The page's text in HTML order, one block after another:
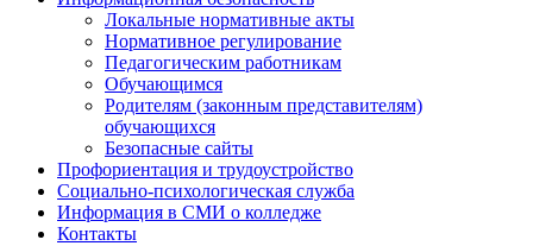
Локальные нормативные акты
Нормативное регулирование
Педагогическим работникам
Обучающимся
Родителям (законным представителям)
обучающихся
Безопасные сайты
Профориентация и трудоустройство
Социально-психологическая служба
Информация в СМИ о колледже
Контакты